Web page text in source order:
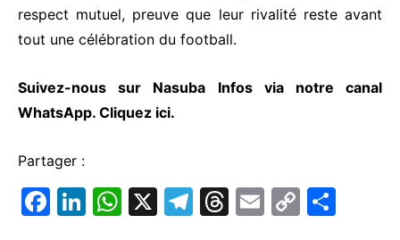
respect mutuel, preuve que leur rivalité reste avant
tout une célébration du football.
Suivez-nous sur Nasuba Infos via notre canal
WhatsApp. Cliquez ici.
Partager :
F
Li W X
T
T
E
C